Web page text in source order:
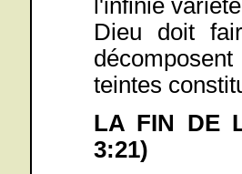
Dieu doit
teintes
LA FIN DE
3:21)